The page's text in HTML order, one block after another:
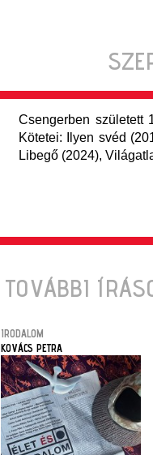
Csengerben született
Kötetei: Ilyen svéd
Libegő (2024),
TOVÁBBI
IRODALOM
KOVÁCS PETRA